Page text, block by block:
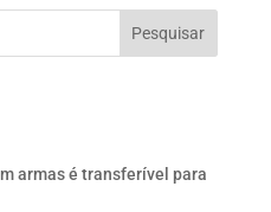
armas é transferível para